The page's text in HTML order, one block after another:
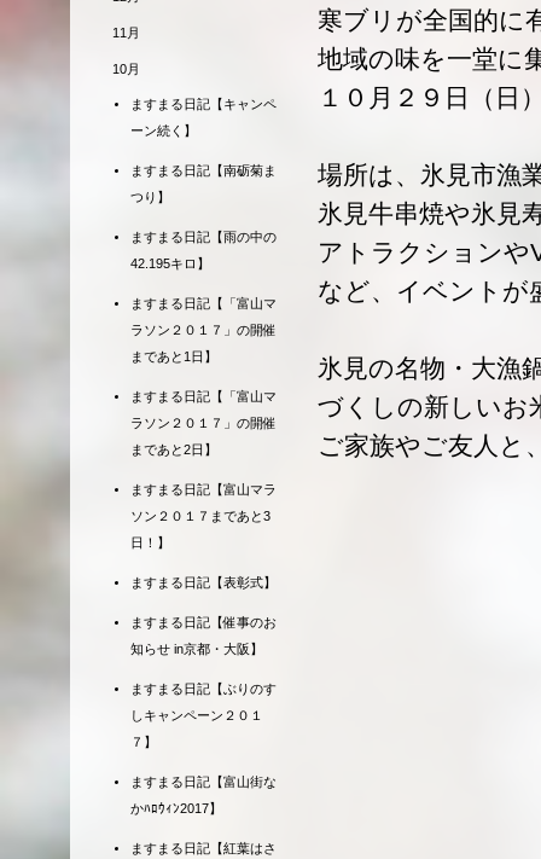
寒ブリが全国的に
地域の味を一堂に
１０月２９日（日
場所は、氷見市漁
氷見牛串焼や氷見
アトラクションや
など、イベントが
氷見の名物・大漁
づくしの新しいお
ご家族やご友人と
11月
10月
ますまる日記【キャンペ
ーン続く】
ますまる日記【南砺菊ま
つり】
ますまる日記【雨の中の
42.195キロ】
ますまる日記【「富山マ
ラソン２０１７」の開催
まであと1日】
ますまる日記【「富山マ
ラソン２０１７」の開催
まであと2日】
ますまる日記【富山マラ
ソン２０１７まであと3
日！】
ますまる日記【表彰式】
ますまる日記【催事のお
知らせ in京都・大阪】
ますまる日記【ぶりのす
しキャンペーン２０１
７】
ますまる日記【富山街な
かﾊﾛｳｨﾝ2017】
ますまる日記【紅葉はさ